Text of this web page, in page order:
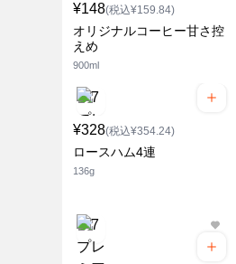
¥148(税込¥159.84)
オリジナルコーヒー甘さ控
えめ
900ml
¥328(税込¥354.24)
ロースハム4連
136g